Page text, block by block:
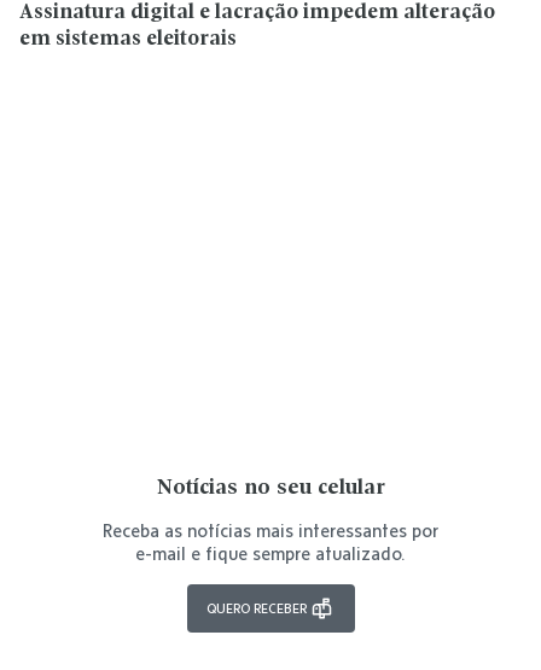
Assinatura digital e lacração impedem alteração
em sistemas eleitorais
Notícias no seu celular
Receba as notícias mais interessantes por
e-mail e fique sempre atualizado.
QUERO RECEBER